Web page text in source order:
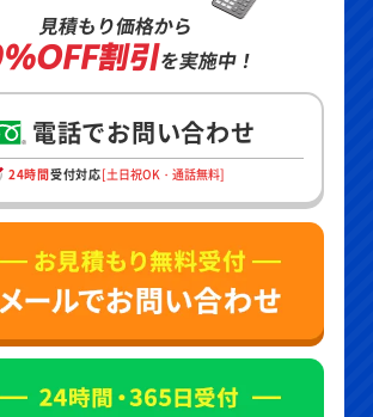
見積もり価格から
割引を実施中！
電話でお問い合わせ
24時間受付対応[土日祝OK・通話無料]